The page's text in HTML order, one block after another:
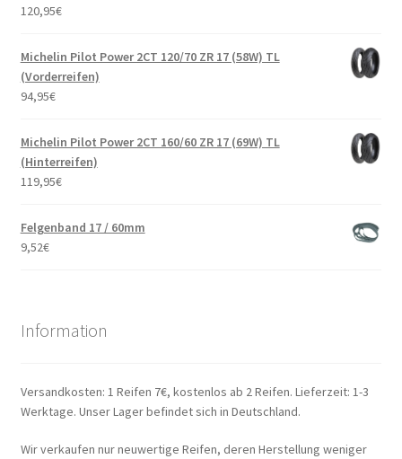
120,95€
Michelin Pilot Power 2CT 120/70 ZR 17 (58W) TL
(Vorderreifen)
94,95€
Michelin Pilot Power 2CT 160/60 ZR 17 (69W) TL
(Hinterreifen)
119,95€
Felgenband 17 / 60mm
9,52€
Information
Versandkosten: 1 Reifen 7€, kostenlos ab 2 Reifen. Lieferzeit: 1-3
Werktage. Unser Lager befindet sich in Deutschland.
Wir verkaufen nur neuwertige Reifen, deren Herstellung weniger